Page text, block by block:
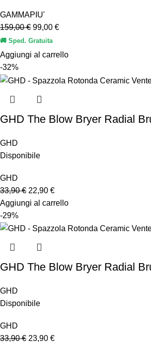
GAMMAPIU'
159,00€ 99,00 €
🚚 Sped. Gratuita
Aggiungi al carrello
-32%
GHD The Blow Bryer Radial
GHD
Disponibile
GHD
33,90€ 22,90 €
Aggiungi al carrello
-29%
GHD The Blow Bryer Radial
GHD
Disponibile
GHD
33,90€ 23,90 €